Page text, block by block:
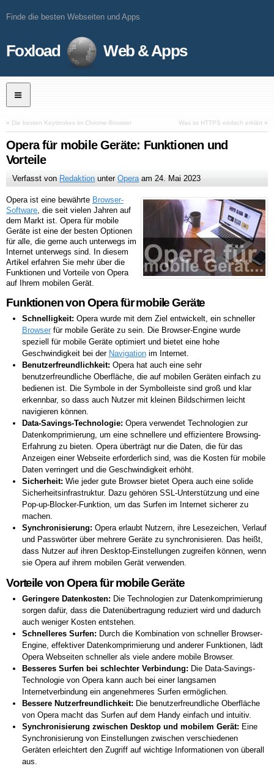
Finde die besten Webseiten und Apps
Foxload Web & Apps
« Die besten Keystrokes im Chrome-Browser Was ist HTTPS einfach erklärt »
Opera für mobile Geräte: Funktionen und
Vorteile
Verfasst von Redaktion unterOperaam24. Mai 2023
Opera ist eine bewährte Browser-
Software, die seit vielen Jahren auf
dem Markt ist. Opera für mobile
Geräte ist eine der besten Optionen
für alle, die gerne auch unterwegs im
Internet unterwegs sind. In diesem
Artikel erfahren Sie mehr über die
Funktionen und Vorteile von Opera
auf Ihrem mobilen Gerät.
Funktionen von Opera für mobile Geräte
Schnelligkeit: Opera wurde mit dem Ziel entwickelt, ein schneller
Browserfür mobile Geräte zu sein. Die Browser-Engine wurde
speziell für mobile Geräte optimiert und bietet eine hohe
Geschwindigkeit bei der Navigationim Internet.
Benutzerfreundlichkeit: Opera hat auch eine sehr
benutzerfreundliche Oberfläche, die auf mobilen Geräten einfach zu
bedienen ist. Die Symbole in der Symbolleiste sind groß und klar
erkennbar, so dass auch Nutzer mit kleinen Bildschirmen leicht
navigieren können.
Data-Savings-Technologie: Opera verwendet Technologien zur
Datenkomprimierung, um eine schnellere und effizientere Browsing-
Erfahrung zu bieten. Opera überträgt nur die Daten, die für das
Anzeigen einer Webseite erforderlich sind, was die Kosten für mobile
Daten verringert und die Geschwindigkeit erhöht.
Sicherheit: Wie jeder gute Browser bietet Opera auch eine solide
Sicherheitsinfrastruktur. Dazu gehören SSL-Unterstützung und eine
Pop-up-Blocker-Funktion, um das Surfen im Internet sicherer zu
machen.
Synchronisierung: Opera erlaubt Nutzern, ihre Lesezeichen, Verlauf
und Passwörter über mehrere Geräte zu synchronisieren. Das heißt,
dass Nutzer auf ihren Desktop-Einstellungen zugreifen können, wenn
sie Opera auf ihrem mobilen Gerät verwenden.
Vorteile von Opera für mobile Geräte
Geringere Datenkosten: Die Technologien zur Datenkomprimierung
sorgen dafür, dass die Datenübertragung reduziert wird und dadurch
auch weniger Kosten entstehen.
Schnelleres Surfen: Durch die Kombination von schneller Browser-
Engine, effektiver Datenkomprimierung und anderer Funktionen, lädt
Opera Webseiten schneller als viele andere mobile Browser.
Besseres Surfen bei schlechter Verbindung: Die Data-Savings-
Technologie von Opera kann auch bei einer langsamen
Internetverbindung ein angenehmeres Surfen ermöglichen.
Bessere Nutzerfreundlichkeit: Die benutzerfreundliche Oberfläche
von Opera macht das Surfen auf dem Handy einfach und intuitiv.
Synchronisierung zwischen Desktop und mobilem Gerät: Eine
Synchronisierung von Einstellungen zwischen verschiedenen
Geräten erleichtert den Zugriff auf wichtige Informationen von überall
aus.